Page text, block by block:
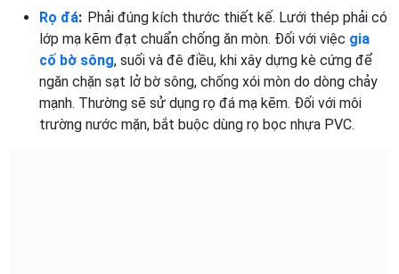
Rọ đá: Phải đúng kích thước thiết kế. Lưới thép phải có
lớp mạ kẽm đạt chuẩn chống ăn mòn. Đối với việc gia
cố bờ sông, suối và đê điều, khi xây dựng kè cứng để
ngăn chặn sạt lở bờ sông, chống xói mòn do dòng chảy
mạnh. Thường sẽ sử dụng rọ đá mạ kẽm. Đối với môi
trường nước mặn, bắt buộc dùng rọ bọc nhựa PVC.